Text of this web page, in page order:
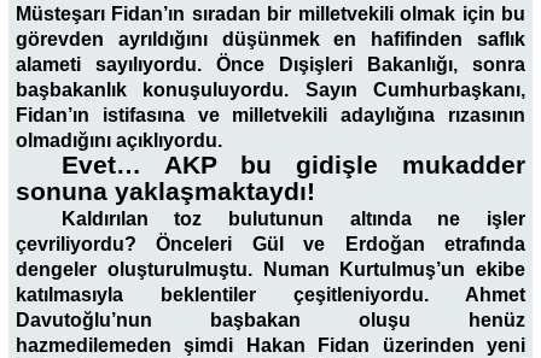
Müsteşarı Fidan’ın sıradan bir milletvekili olmak için bu
görevden ayrıldığını düşünmek en hafifinden saflık
alameti sayılıyordu. Önce Dışişleri Bakanlığı, sonra
başbakanlık konuşuluyordu. Sayın Cumhurbaşkanı,
Fidan’ın istifasına ve milletvekili adaylığına rızasının
olmadığını açıklıyordu.
Evet… AKP bu gidişle mukadder
sonuna yaklaşmaktaydı!
Kaldırılan toz bulutunun altında ne işler
çevriliyordu? Önceleri Gül ve Erdoğan etrafında
dengeler oluşturulmuştu. Numan Kurtulmuş’un ekibe
katılmasıyla beklentiler çeşitleniyordu. Ahmet
Davutoğlu’nun başbakan oluşu henüz
hazmedilemeden şimdi Hakan Fidan üzerinden yeni